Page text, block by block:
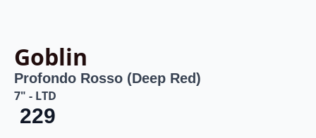
Goblin
Profondo Rosso (Deep Red)
7" - LTD
229